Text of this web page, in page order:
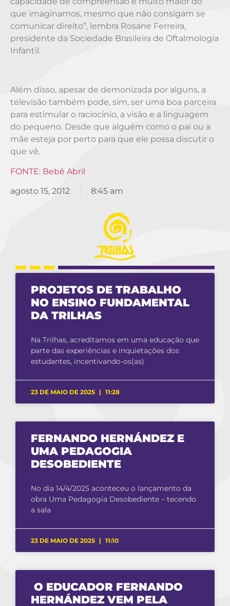
que imaginamos, mesmo que não consigam se
comunicar direito”, lembra Rosane Ferreira,
presidente da Sociedade Brasileira de Oftalmologia
Infantil.
Além disso, apesar de demonizada por alguns, a
televisão também pode, sim, ser uma boa parceira
para estimular o raciocínio, a visão e a linguagem
do pequeno. Desde que alguém como o pai ou a
mãe esteja por perto para que ele possa discutir o
que vê.
FONTE: Bebê Abril
agosto 15, 2012 8:45 am
PROJETOS DE TRABALHO
NO ENSINO FUNDAMENTAL
DA TRILHAS
Na Trilhas, acreditamos em uma educação que
parte das experiências e inquietações dos
estudantes, incentivando-os(as)
23 DE MAIO DE 2025 11:28
FERNANDO HERNÁNDEZ E
UMA PEDAGOGIA
DESOBEDIENTE
No dia 14/4/2025 aconteceu o lançamento da
obra Uma Pedagogia Desobediente – tecendo
a sala
23 DE MAIO DE 2025 11:10
O EDUCADOR FERNANDO
HERNÁNDEZ VEM PELA